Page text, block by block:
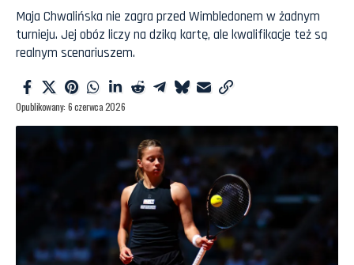
Maja Chwalińska nie zagra przed Wimbledonem w żadnym
turnieju. Jej obóz liczy na dziką kartę, ale kwalifikacje też są
realnym scenariuszem.
Opublikowany: 6 czerwca 2026